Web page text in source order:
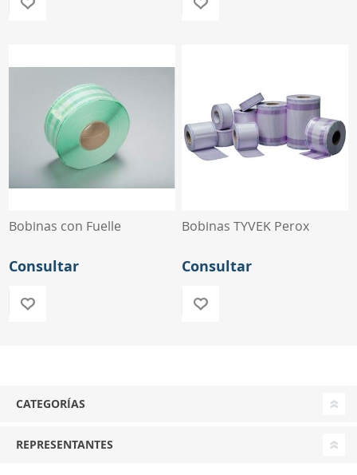
Bobinas con Fuelle
Consultar
Bobinas TYVEK Perox
Consultar
CATEGORÍAS
REPRESENTANTES